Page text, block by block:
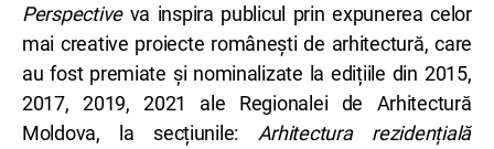
Perspectiveva inspira publicul prin expunerea celor
mai creative proiecte românești de arhitectură, care
au fost premiate și nominalizate la edițiile din 2015,
2017, 2019, 2021 ale Regionalei de Arhitectură
Moldova, la secțiunile: Arhitectura rezidențială